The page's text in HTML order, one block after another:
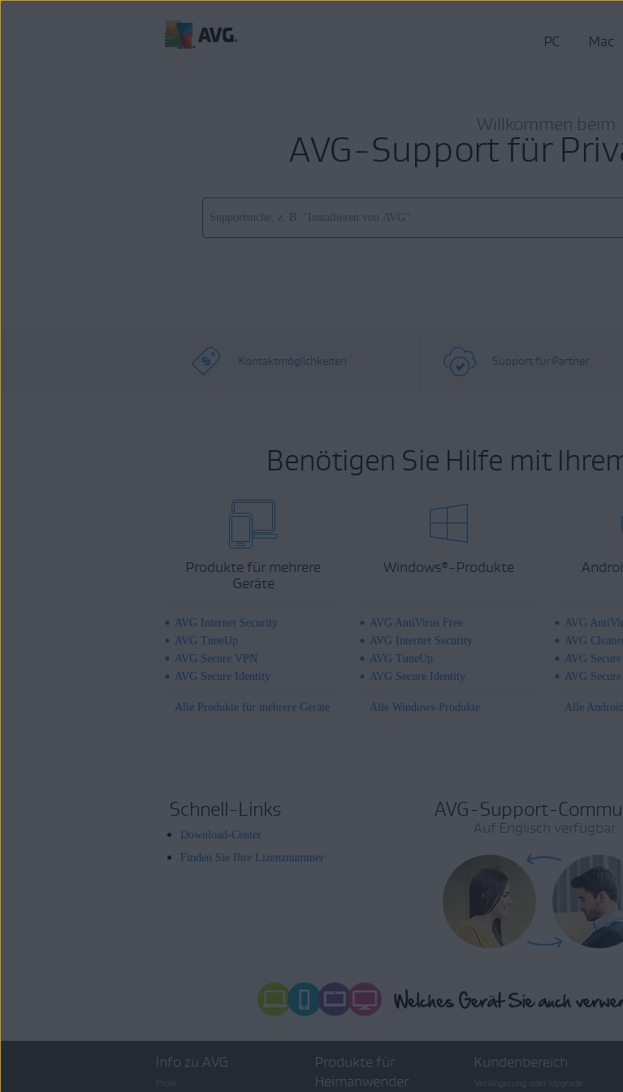
PC Mac
Willkommen beim
AVG-Support für
Kontaktmöglichkeiten Support für Partner
Benötigen Sie Hilfe mit
Produkte für mehrere
Geräte
AVG Internet Security
AVG TuneUp
AVG Secure VPN
AVG Secure Identity
Alle Produkte für mehrere Geräte
Windows® -Produkte
AVG AntiVirus Free
AVG Internet Security
AVG TuneUp
AVG Secure Identity
Alle Windows-Produkte
AVG
AVG
AVG
AVG
Alle
Schnell-Links
Download-Center
Finden Sie Ihre Lizenznummer
AVG-Support-
Auf Englisch verfügbar
Info zu AVG
Produkte für
Heimanwender
Kundenbereich